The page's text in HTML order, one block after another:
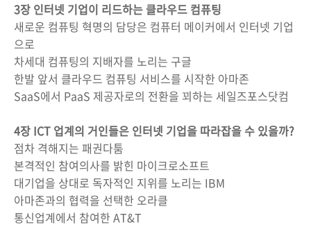
3장 인터넷 기업이 리드하는 클라우드 컴퓨팅
새로운 컴퓨팅 혁명의 담당은 컴퓨터 메이커에서 인터넷 기업
으로
차세대 컴퓨팅의 지배자를 노리는 구글
한발 앞서 클라우드 컴퓨팅 서비스를 시작한 아마존
SaaS에서 PaaS 제공자로의 전환을 꾀하는 세일즈포스닷컴
4장 ICT 업계의 거인들은 인터넷 기업을 따라잡을 수 있을까?
점차 격해지는 패권다툼
본격적인 참여의사를 밝힌 마이크로소프트
대기업을 상대로 독자적인 지위를 노리는 IBM
아마존과의 협력을 선택한 오라클
통신업계에서 참여한 AT&T